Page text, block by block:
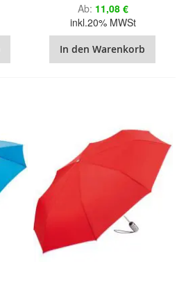
Ab 11,08 €
inkl.20% MWSt
In den Warenkorb